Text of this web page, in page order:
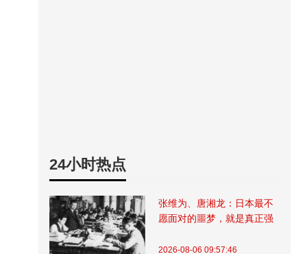
24小时热点
张维为、唐湘龙：日本最不
愿面对的噩梦，就是真正强
2026-08-06 09:57:46